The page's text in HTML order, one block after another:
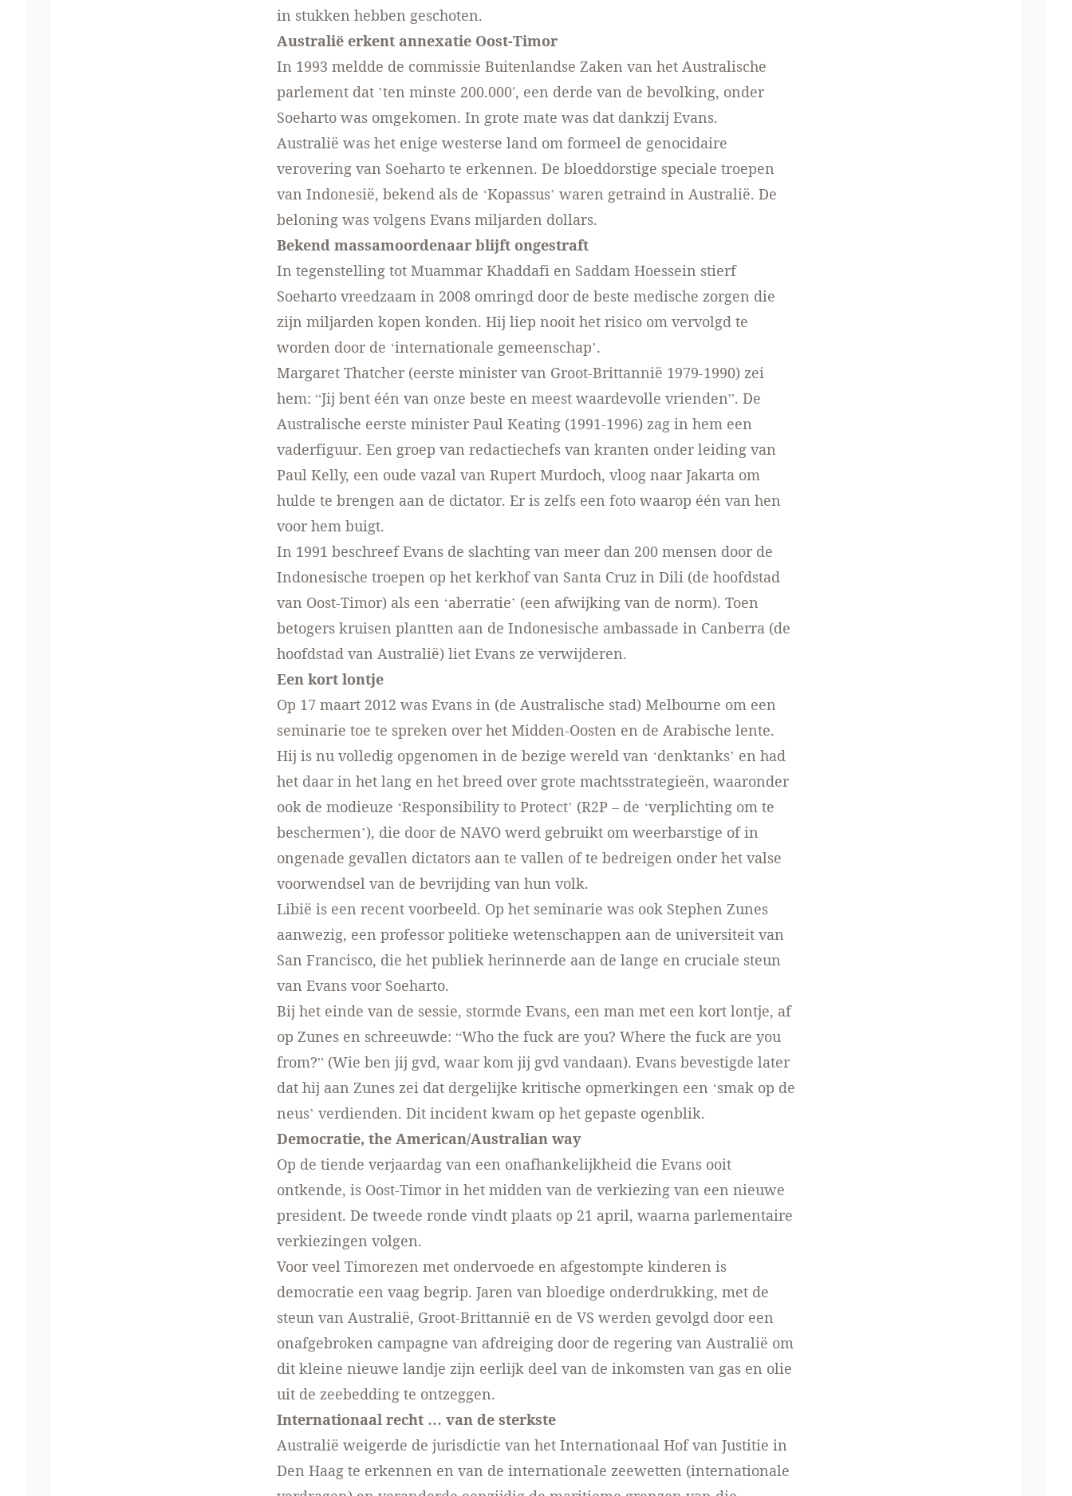
in stukken hebben geschoten.
Australië erkent annexatie Oost-Timor
In 1993 meldde de commissie Buitenlandse Zaken van het Australische
parlement dat ’ten minste 200.000′, een derde van de bevolking, onder
Soeharto was omgekomen. In grote mate was dat dankzij Evans.
Australië was het enige westerse land om formeel de genocidaire
verovering van Soeharto te erkennen. De bloeddorstige speciale troepen
van Indonesië, bekend als de ‘Kopassus’ waren getraind in Australië. De
beloning was volgens Evans miljarden dollars.
Bekend massamoordenaar blijft ongestraft
In tegenstelling tot Muammar Khaddafi en Saddam Hoessein stierf
Soeharto vreedzaam in 2008 omringd door de beste medische zorgen die
zijn miljarden kopen konden. Hij liep nooit het risico om vervolgd te
worden door de ‘internationale gemeenschap’.
Margaret Thatcher (eerste minister van Groot-Brittannië 1979-1990) zei
hem: “Jij bent één van onze beste en meest waardevolle vrienden”. De
Australische eerste minister Paul Keating (1991-1996) zag in hem een
vaderfiguur. Een groep van redactiechefs van kranten onder leiding van
Paul Kelly, een oude vazal van Rupert Murdoch, vloog naar Jakarta om
hulde te brengen aan de dictator. Er is zelfs een foto waarop één van hen
voor hem buigt.
In 1991 beschreef Evans de slachting van meer dan 200 mensen door de
Indonesische troepen op het kerkhof van Santa Cruz in Dili (de hoofdstad
van Oost-Timor) als een ‘aberratie’ (een afwijking van de norm). Toen
betogers kruisen plantten aan de Indonesische ambassade in Canberra (de
hoofdstad van Australië) liet Evans ze verwijderen.
Een kort lontje
Op 17 maart 2012 was Evans in (de Australische stad) Melbourne om een
seminarie toe te spreken over het Midden-Oosten en de Arabische lente.
Hij is nu volledig opgenomen in de bezige wereld van ‘denktanks’ en had
het daar in het lang en het breed over grote machtsstrategieën, waaronder
ook de modieuze ‘Responsibility to Protect’ (R2P – de ‘verplichting om te
beschermen’), die door de NAVO werd gebruikt om weerbarstige of in
ongenade gevallen dictators aan te vallen of te bedreigen onder het valse
voorwendsel van de bevrijding van hun volk.
Libië is een recent voorbeeld. Op het seminarie was ook Stephen Zunes
aanwezig, een professor politieke wetenschappen aan de universiteit van
San Francisco, die het publiek herinnerde aan de lange en cruciale steun
van Evans voor Soeharto.
Bij het einde van de sessie, stormde Evans, een man met een kort lontje, af
op Zunes en schreeuwde: “Who the fuck are you? Where the fuck are you
from?” (Wie ben jij gvd, waar kom jij gvd vandaan). Evans bevestigde later
dat hij aan Zunes zei dat dergelijke kritische opmerkingen een ‘smak op de
neus’ verdienden. Dit incident kwam op het gepaste ogenblik.
Democratie, the American/Australian way
Op de tiende verjaardag van een onafhankelijkheid die Evans ooit
ontkende, is Oost-Timor in het midden van de verkiezing van een nieuwe
president. De tweede ronde vindt plaats op 21 april, waarna parlementaire
verkiezingen volgen.
Voor veel Timorezen met ondervoede en afgestompte kinderen is
democratie een vaag begrip. Jaren van bloedige onderdrukking, met de
steun van Australië, Groot-Brittannië en de VS werden gevolgd door een
onafgebroken campagne van afdreiging door de regering van Australië om
dit kleine nieuwe landje zijn eerlijk deel van de inkomsten van gas en olie
uit de zeebedding te ontzeggen.
Internationaal recht … van de sterkste
Australië weigerde de jurisdictie van het Internationaal Hof van Justitie in
Den Haag te erkennen en van de internationale zeewetten (internationale